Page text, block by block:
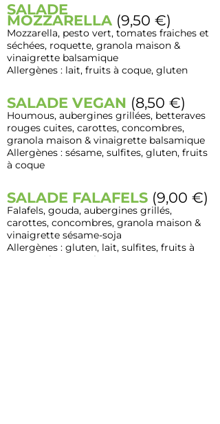
SALADE
MOZZARELLA (9,50 €)
Mozzarella, pesto vert, tomates fraiches et
séchées, roquette, granola maison &
vinaigrette balsamique
Allergènes : lait, fruits à coque, gluten
SALADE VEGAN (8,50 €)
Houmous, aubergines grillées, betteraves
rouges cuites, carottes, concombres,
granola maison & vinaigrette balsamique
Allergènes : sésame, sulfites, gluten, fruits
à coque
SALADE FALAFELS (9,00 €)
Falafels, gouda, aubergines grillés,
carottes, concombres, granola maison &
vinaigrette sésame-soja
Allergènes : gluten, lait, sulfites, fruits à
coque, sésame, soja